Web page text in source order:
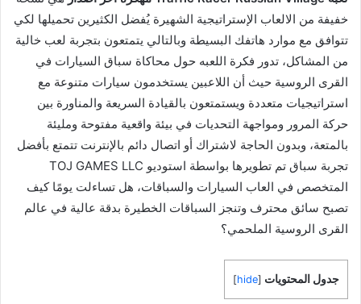
خفيفة من الالعاب الإستراتيجية الشهيرة يُفضل الكثيرين تحميلها لكي
تتوافق مع موارد هاتفك البسيطة وبالتالي يتمتعون بتجربة لعب خالية
من المشاكل، تدور فكرة اللعبه حول محاكاة سباق السيارات في
القرى الروسية حيث أن اللاعبين يستخدمون سيارات متنوعة مع
استراتيجيات متعددة ويستمتعون بالقيادة السريعة والمناورة بين
حركة المرور ومواجهة التحديات في بيئة واقعية مفتوحة ومليئة
بالمتعة، وبدون الحاجة لاشتراك أو اتصال دائم بالإنترنت تتمتع بأفضل
المتخصص في العاب السيارات والسباقات، هل تساءلت يومًا كيف
تصبح سائق محترف وتنجز السباقات الخطيرة بدقة عالية في عالم
القرى الروسية الملحمي؟
جدول المحتويات [
hide
]